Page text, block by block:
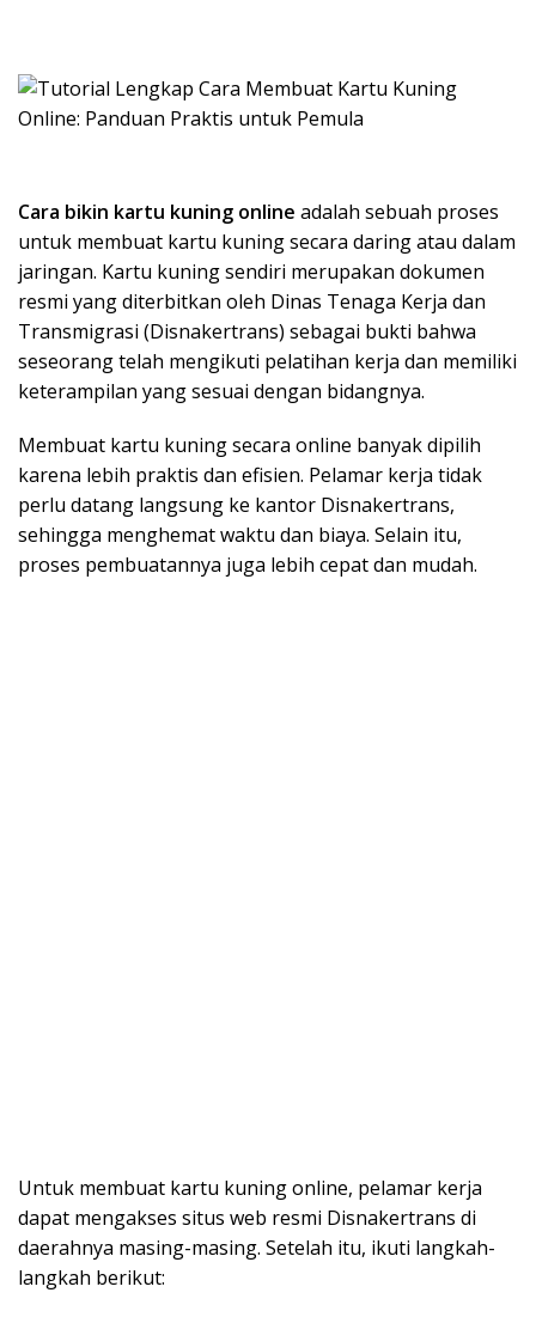
Cara bikin kartu kuning online adalah sebuah proses
untuk membuat kartu kuning secara daring atau dalam
jaringan. Kartu kuning sendiri merupakan dokumen
resmi yang diterbitkan oleh Dinas Tenaga Kerja dan
Transmigrasi (Disnakertrans) sebagai bukti bahwa
seseorang telah mengikuti pelatihan kerja dan memiliki
keterampilan yang sesuai dengan bidangnya.
Membuat kartu kuning secara online banyak dipilih
karena lebih praktis dan efisien. Pelamar kerja tidak
perlu datang langsung ke kantor Disnakertrans,
sehingga menghemat waktu dan biaya. Selain itu,
proses pembuatannya juga lebih cepat dan mudah.
Untuk membuat kartu kuning online, pelamar kerja
dapat mengakses situs web resmi Disnakertrans di
daerahnya masing-masing. Setelah itu, ikuti langkah-
langkah berikut: